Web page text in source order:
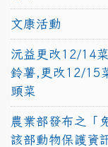
文康活動
沅益更改12/14
鈴薯,更改12/15
頭菜
農業部發布之「
該部動物保護資